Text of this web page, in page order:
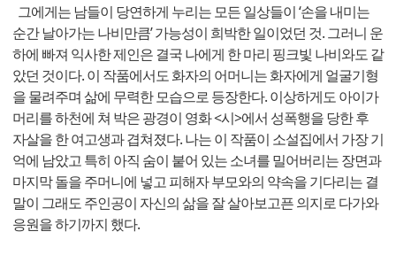
그에게는 남들이 당연하게 누리는 모든 일상들이 ‘손을 내미는
순간 날아가는 나비만큼’ 가능성이 희박한 일이었던 것. 그러니 운
하에 빠져 익사한 제인은 결국 나에게 한 마리 핑크빛 나비와도 같
았던 것이다. 이 작품에서도 화자의 어머니는 화자에게 얼굴기형
을 물려주며 삶에 무력한 모습으로 등장한다. 이상하게도 아이가
머리를 하천에 쳐 박은 광경이 영화 <시>에서 성폭행을 당한 후
자살을 한 여고생과 겹쳐졌다. 나는 이 작품이 소설집에서 가장 기
억에 남았고 특히 아직 숨이 붙어 있는 소녀를 밀어버리는 장면과
마지막 돌을 주머니에 넣고 피해자 부모와의 약속을 기다리는 결
말이 그래도 주인공이 자신의 삶을 잘 살아보고픈 의지로 다가와
응원을 하기까지 했다.